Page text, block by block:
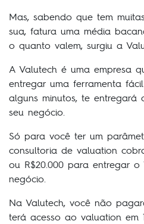
Mas, sabendo que tem
sua, fatura uma média
o quanto valem, surgiu a
A Valutech é uma empresa
entregar uma ferramenta
alguns minutos, te
seu negócio.
Só para você ter um
consultoria de valuation
ou R$20.000 para entregar
negócio.
Na Valutech, você não
terá acesso ao valuation em